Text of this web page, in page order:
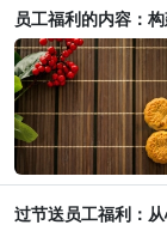
员工福利的内容：
过节送员工福利：